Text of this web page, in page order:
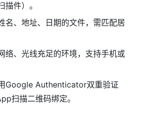
描件）。
名、地址、日期的文件，需匹配居
络、光线充足的环境，支持手机或
Google Authenticator双重验证
扫描二维码绑定。